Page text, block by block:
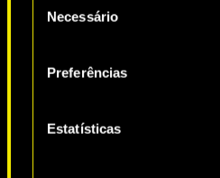
entanto.
Você encontrará todos os
de cookies e poderá
Necessário
Preferências
Estatísticas
mas na verdade
desrespeito pelos
perfeitamente
entanto, é uma
rompidos. Se